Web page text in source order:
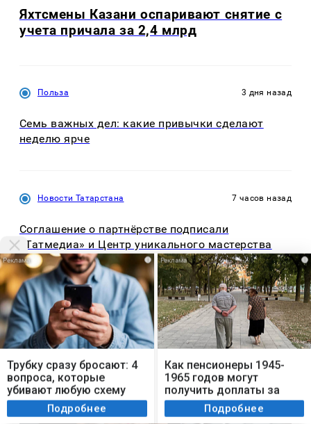
Яхтсмены Казани оспаривают снятие с
учета причала за 2,4 млрд
Польза 3 дня назад
Семь важных дел: какие привычки сделают
неделю ярче
Новости Татарстана 7 часов назад
Соглашение о партнёрстве подписали
«Татмедиа» и Центр уникального мастерства
Мы используем cookie. Во время посещения сайта
вы соглашаетесь с тем, что мы обрабатываем
ваши персональные данные с использованием
метрик Яндекс Метрика, top.mail.ru, LiveInternet.
Я согласен
i
Трубку сразу бросают: 4
вопроса, которые
убивают любую схему
мошенниковПодробнее
i
Как пенсионеры 1945-
1965 годов могут
получить доплаты за
советский стаж
Подробнее